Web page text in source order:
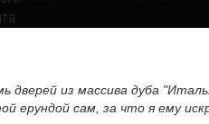
дверей из массива дуба
ерундой сам, за что я ему